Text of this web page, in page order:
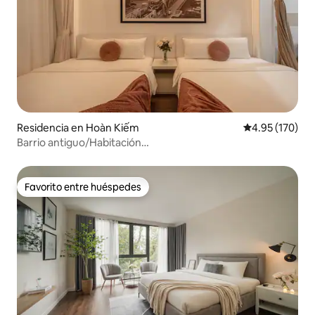
Residencia en Hoàn Kiếm Calificación
4.95 (170)
Barrio antiguo/Habitación
Favorito entre huéspedes
Favorito entre huéspedes